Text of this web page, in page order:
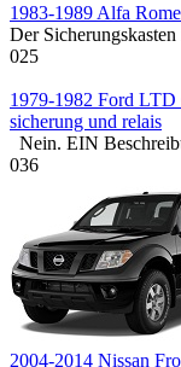
1983-1989 Alfa
Der
025
1979-1982 Ford
sicherung und relais
Nein. EIN
036
2004-2014 Nissan